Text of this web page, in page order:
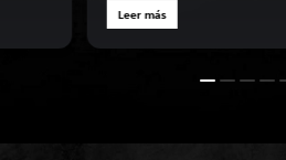
Leer más